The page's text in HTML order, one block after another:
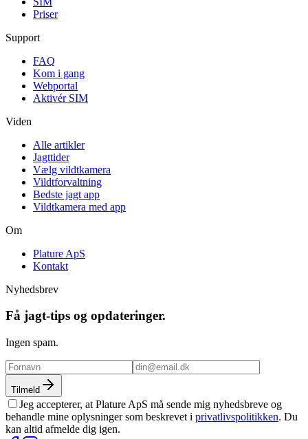
Priser
Support
FAQ
Kom i gang
Webportal
Aktivér SIM
Viden
Alle artikler
Jagttider
Vælg vildtkamera
Vildtforvaltning
Bedste jagt app
Vildtkamera med app
Om
Plature ApS
Kontakt
Nyhedsbrev
Få jagt-tips og opdateringer.
Ingen spam.
Tilmeld
Jeg accepterer, at Plature ApS må sende mig nyhedsbreve og
behandle mine oplysninger som beskrevet i privatlivspolitikken. Du
kan altid afmelde dig igen.